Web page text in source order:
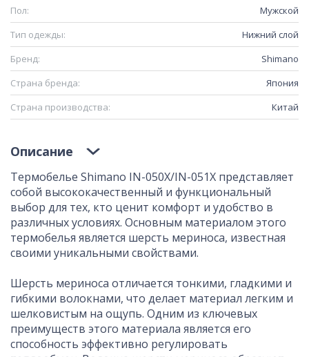
Пол:
Мужской
Тип одежды:
Нижний слой
Бренд:
Shimano
Страна бренда:
Япония
Страна производства:
Китай
Описание
Термобелье Shimano IN-050X/IN-051X представляет
собой высококачественный и функциональный
выбор для тех, кто ценит комфорт и удобство в
различных условиях. Основным материалом этого
термобелья является шерсть мериноса, известная
своими уникальными свойствами.
Шерсть мериноса отличается тонкими, гладкими и
гибкими волокнами, что делает материал легким и
шелковистым на ощупь. Одним из ключевых
преимуществ этого материала является его
способность эффективно регулировать